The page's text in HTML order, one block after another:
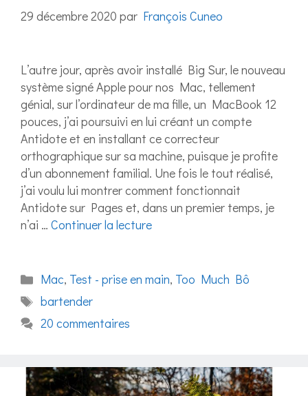
29 décembre 2020 par François Cuneo
L’autre jour, après avoir installé Big Sur, le nouveau
système signé Apple pour nos Mac, tellement
génial, sur l’ordinateur de ma fille, un MacBook 12
pouces, j’ai poursuivi en lui créant un compte
Antidote et en installant ce correcteur
orthographique sur sa machine, puisque je profite
d’un abonnement familial. Une fois le tout réalisé,
j’ai voulu lui montrer comment fonctionnait
Antidote sur Pages et, dans un premier temps, je
n’ai … Continuer la lecture
Catégories
Mac, Test - prise en main, Too Much Bô
Étiquettes
bartender
20 commentaires